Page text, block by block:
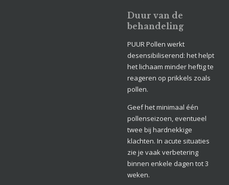
Duur van de
behandeling
PUUR Pollen werkt
desensibiliserend: het helpt
het lichaam minder heftig te
reageren op prikkels zoals
pollen.
Geef het minimaal één
pollenseizoen, eventueel
twee bij hardnekkige
klachten. In acute situaties
zie je vaak verbetering
binnen enkele dagen tot 3
weken.